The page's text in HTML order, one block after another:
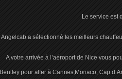
Le service est
Angelcab a sélectionné les meilleurs
A votre arrivée à l’aéroport de Nice vous
Bentley pour aller à Cannes,Monaco, Cap